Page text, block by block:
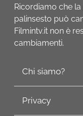
Ricordiamo che
palinsesto può
Filmintv.it non è
cambiamenti.
Chi siamo?
Privacy